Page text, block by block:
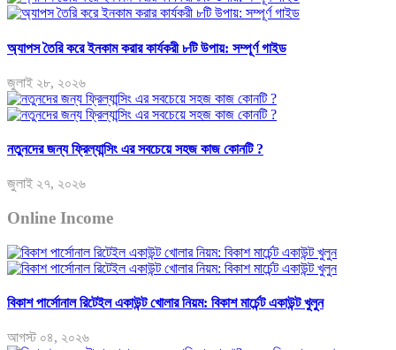
অ্যাপস তৈরি করে ইনকাম করার কার্যকরী ৮টি উপায়: সম্পূর্ণ গাইড
জুলাই ২৮, ২০২৬
নতুনদের জন্য ফ্রিল্যান্সিং এর সবচেয়ে সহজ কাজ কোনটি ?
জুলাই ২৭, ২০২৬
Online Income
বিকাশ পার্সোনাল রিটেইল একাউন্ট খোলার নিয়ম: বিকাশ মার্চেন্ট একাউন্ট খুলুন
আগস্ট ০৪, ২০২৬